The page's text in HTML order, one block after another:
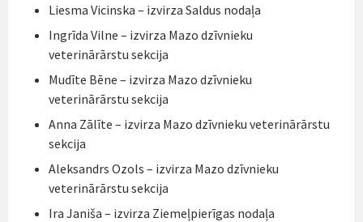
Liesma Vicinska – izvirza Saldus nodaļa
Ingrīda Vilne – izvirza Mazo dzīvnieku
veterinārārstu sekcija
Mudīte Bēne – izvirza Mazo dzīvnieku
veterinārārstu sekcija
Anna Zālīte – izvirza Mazo dzīvnieku veterinārārstu
sekcija
Aleksandrs Ozols – izvirza Mazo dzīvnieku
veterinārārstu sekcija
Ira Janiša – izvirza Ziemeļpierīgas nodaļa